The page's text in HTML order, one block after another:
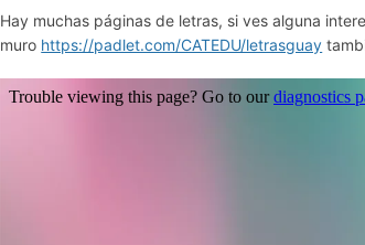
Hay muchas páginas de letras, si ves alguna
muro https://padlet.com/CATEDU/letrasguay